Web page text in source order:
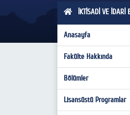
İKTİSADİ VE İDARİ
Anasayfa
Fakülte Hakkında
Dekanımızın Mesajı
Tanıtım
Bölümler
İktisat
Lisansüstü Programlar